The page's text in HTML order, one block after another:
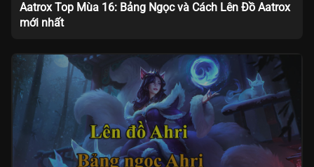
Aatrox Top Mùa 16: Bảng Ngọc và Cách Lên Đồ Aatrox
mới nhất